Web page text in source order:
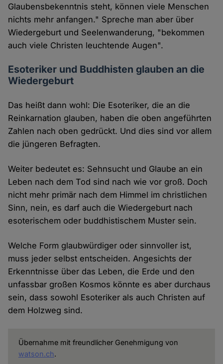
Glaubensbekenntnis steht, können viele Menschen
nichts mehr anfangen." Spreche man aber über
Wiedergeburt und Seelenwanderung, "bekommen
auch viele Christen leuchtende Augen".
Esoteriker und Buddhisten glauben an die
Wiedergeburt
Das heißt dann wohl: Die Esoteriker, die an die
Reinkarnation glauben, haben die oben angeführten
Zahlen nach oben gedrückt. Und dies sind vor allem
die jüngeren Befragten.
Weiter bedeutet es: Sehnsucht und Glaube an ein
Leben nach dem Tod sind nach wie vor groß. Doch
nicht mehr primär nach dem Himmel im christlichen
Sinn, nein, es darf auch die Wiedergeburt nach
esoterischem oder buddhistischem Muster sein.
Welche Form glaubwürdiger oder sinnvoller ist,
muss jeder selbst entscheiden. Angesichts der
Erkenntnisse über das Leben, die Erde und den
unfassbar großen Kosmos könnte es aber durchaus
sein, dass sowohl Esoteriker als auch Christen auf
dem Holzweg sind.
Übernahme mit freundlicher Genehmigung von
watson.ch.